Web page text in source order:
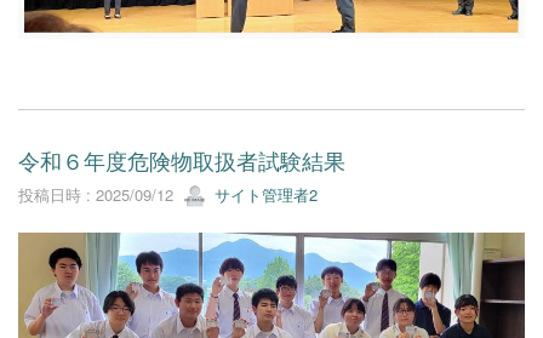
令和６年度危険物取扱者試験結果
投稿日時 : 2025/09/12 サイト管理者2